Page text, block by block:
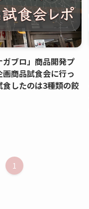
ガブロ」商品開発プ
商品試食会に行っ
したのは3種類の餃
1